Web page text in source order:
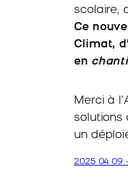
scolaire,
Ce
Climat,
en
Merci à
solutions
un
2025 04 09